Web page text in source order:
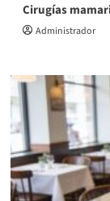
Cirugías
Administrador